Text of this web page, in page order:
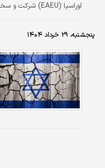
اوراسیا (EAEU) شرکت و سخنرانی کرد.
پنجشنبه، ۲۹ خرداد ۱۴۰۴